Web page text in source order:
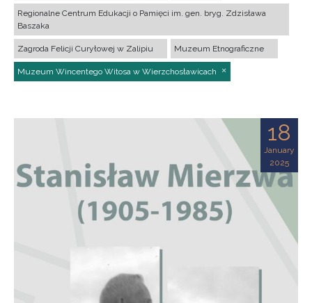
Regionalne Centrum Edukacji o Pamięci im. gen. bryg. Zdzisława
Baszaka
Zagroda Felicji Curyłowej w Zalipiu Muzeum Etnograficzne
Muzeum Wincentego Witosa w Wierzchosławicach
18
January
2025